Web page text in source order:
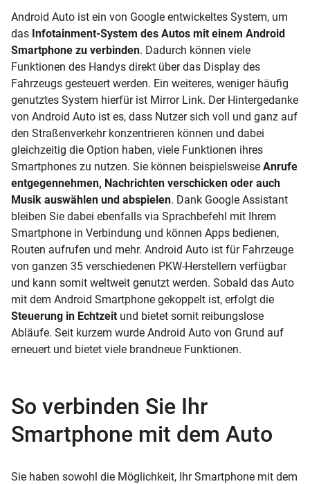
Android Auto ist ein von Google entwickeltes System, um
das Infotainment-System des Autos mit einem Android
Smartphone zu verbinden. Dadurch können viele
Funktionen des Handys direkt über das Display des
Fahrzeugs gesteuert werden. Ein weiteres, weniger häufig
genutztes System hierfür ist Mirror Link. Der Hintergedanke
von Android Auto ist es, dass Nutzer sich voll und ganz auf
den Straßenverkehr konzentrieren können und dabei
gleichzeitig die Option haben, viele Funktionen ihres
Smartphones zu nutzen. Sie können beispielsweise Anrufe
entgegennehmen, Nachrichten verschicken oder auch
Musik auswählen und abspielen. Dank Google Assistant
bleiben Sie dabei ebenfalls via Sprachbefehl mit Ihrem
Smartphone in Verbindung und können Apps bedienen,
Routen aufrufen und mehr. Android Auto ist für Fahrzeuge
von ganzen 35 verschiedenen PKW-Herstellern verfügbar
und kann somit weltweit genutzt werden. Sobald das Auto
mit dem Android Smartphone gekoppelt ist, erfolgt die
Steuerung in Echtzeit und bietet somit reibungslose
Abläufe. Seit kurzem wurde Android Auto von Grund auf
erneuert und bietet viele brandneue Funktionen.
So verbinden Sie Ihr
Smartphone mit dem Auto
Sie haben sowohl die Möglichkeit, Ihr Smartphone mit dem